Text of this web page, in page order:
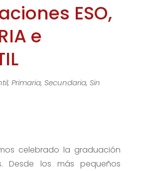
ESO,
e
, Primaria, Secundaria, Sin
celebrado la graduación
Desde los más pequeños